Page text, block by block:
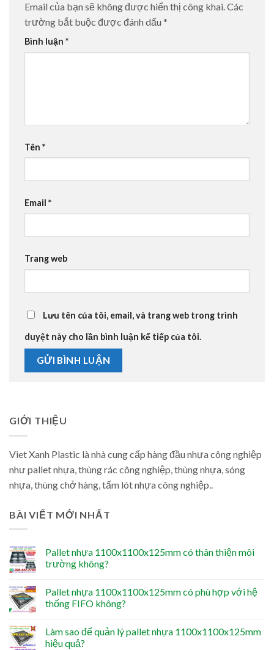
Email của bạn sẽ không được hiển thị công khai.Các
trường bắt buộc được đánh dấu *
Bình luận *
Tên *
Email *
Trang web
Lưu tên của tôi, email, và trang web trong trình
duyệt này cho lần bình luận kế tiếp của tôi.
GIỚI THIỆU
Viet Xanh Plastic là nhà cung cấp hàng đầu nhựa công nghiệp
như pallet nhựa, thùng rác công nghiệp, thùng nhựa, sóng
nhựa, thùng chở hàng, tấm lót nhựa công nghiệp..
BÀI VIẾT MỚI NHẤT
Pallet nhựa 1100x1100x125mm có thân thiện môi
trường không?
Pallet nhựa 1100x1100x125mm có phù hợp với hệ
thống FIFO không?
Làm sao để quản lý pallet nhựa 1100x1100x125mm
hiệu quả?